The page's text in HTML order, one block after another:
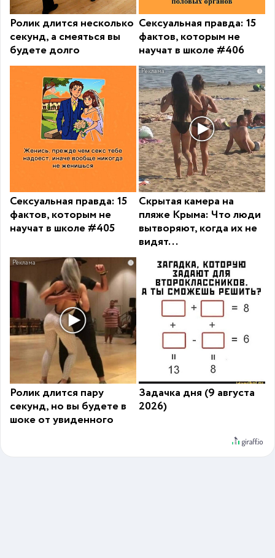
Ролик длится несколько
секунд, а смеяться вы
будете долго
Сексуальная правда: 15
фактов, которым не
научат в школе #406
Сексуальная правда: 15
фактов, которым не
научат в школе #405
i
Скрытая камера на
пляже Крыма: Что люди
вытворяют, когда их не
видят...
i
Ролик длится пару
секунд, но вы будете в
шоке от увиденного
Задачка дня (9 августа
2026)